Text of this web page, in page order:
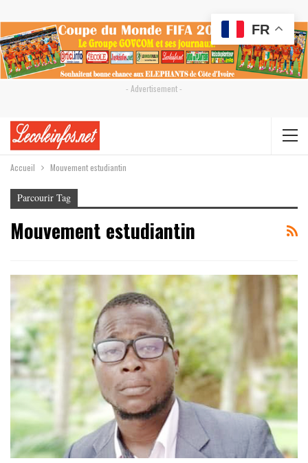
- Advertisement -
Accueil Mouvement estudiantin
Parcourir Tag
Mouvement estudiantin
FR